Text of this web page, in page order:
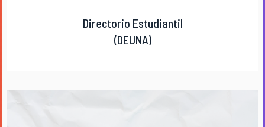
Directorio Estudiantil
(DEUNA)